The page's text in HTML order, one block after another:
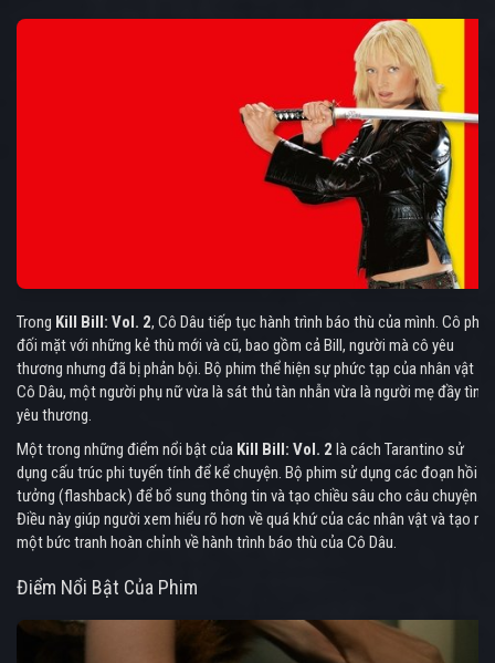
Trong Kill Bill: Vol. 2, Cô Dâu tiếp tục hành trình báo thù của mình. Cô phải
đối mặt với những kẻ thù mới và cũ, bao gồm cả Bill, người mà cô yêu
thương nhưng đã bị phản bội. Bộ phim thể hiện sự phức tạp của nhân vật
Cô Dâu, một người phụ nữ vừa là sát thủ tàn nhẫn vừa là người mẹ đầy tình
yêu thương.
Một trong những điểm nổi bật của Kill Bill: Vol. 2 là cách Tarantino sử
dụng cấu trúc phi tuyến tính để kể chuyện. Bộ phim sử dụng các đoạn hồi
tưởng (flashback) để bổ sung thông tin và tạo chiều sâu cho câu chuyện.
Điều này giúp người xem hiểu rõ hơn về quá khứ của các nhân vật và tạo ra
một bức tranh hoàn chỉnh về hành trình báo thù của Cô Dâu.
Điểm Nổi Bật Của Phim